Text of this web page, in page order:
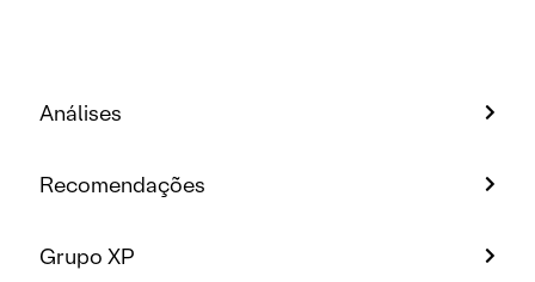
Análises
Recomendações
Grupo XP